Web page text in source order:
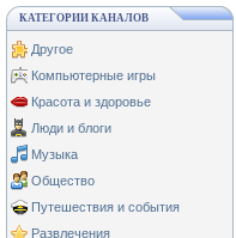
КАТЕГОРИИ КАНАЛОВ
Другое
Компьютерные игры
Красота и здоровье
Люди и блоги
Музыка
Общество
Путешествия и события
Развлечения